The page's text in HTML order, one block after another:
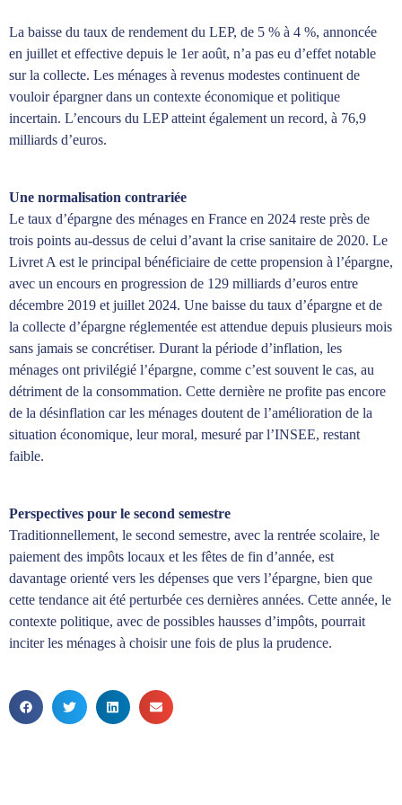
La baisse du taux de rendement du LEP, de 5 % à 4 %, annoncée
en juillet et effective depuis le 1er août, n’a pas eu d’effet notable
sur la collecte. Les ménages à revenus modestes continuent de
vouloir épargner dans un contexte économique et politique
incertain. L’encours du LEP atteint également un record, à 76,9
milliards d’euros.
Une normalisation contrariée
Le taux d’épargne des ménages en France en 2024 reste près de
trois points au-dessus de celui d’avant la crise sanitaire de 2020. Le
Livret A est le principal bénéficiaire de cette propension à l’épargne,
avec un encours en progression de 129 milliards d’euros entre
décembre 2019 et juillet 2024. Une baisse du taux d’épargne et de
la collecte d’épargne réglementée est attendue depuis plusieurs mois
sans jamais se concrétiser. Durant la période d’inflation, les
ménages ont privilégié l’épargne, comme c’est souvent le cas, au
détriment de la consommation. Cette dernière ne profite pas encore
de la désinflation car les ménages doutent de l’amélioration de la
situation économique, leur moral, mesuré par l’INSEE, restant
faible.
Perspectives pour le second semestre
Traditionnellement, le second semestre, avec la rentrée scolaire, le
paiement des impôts locaux et les fêtes de fin d’année, est
davantage orienté vers les dépenses que vers l’épargne, bien que
cette tendance ait été perturbée ces dernières années. Cette année, le
contexte politique, avec de possibles hausses d’impôts, pourrait
inciter les ménages à choisir une fois de plus la prudence.